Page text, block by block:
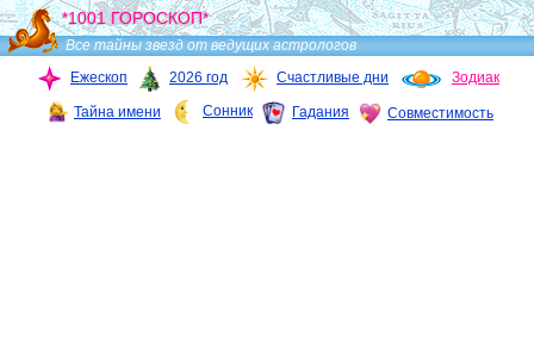
*1001 ГОРОСКОП*
Все тайны звезд от ведущих астрологов
Ежескоп
2026 год Счастливые дни Зодиак
Тайна имени Сонник Гадания Совместимость